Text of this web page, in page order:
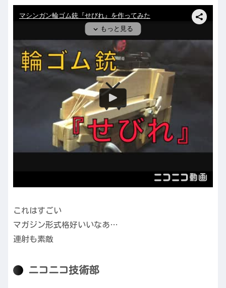
これはすごい
マガジン形式格好いいなあ…
連射も素敵
ニコニコ技術部